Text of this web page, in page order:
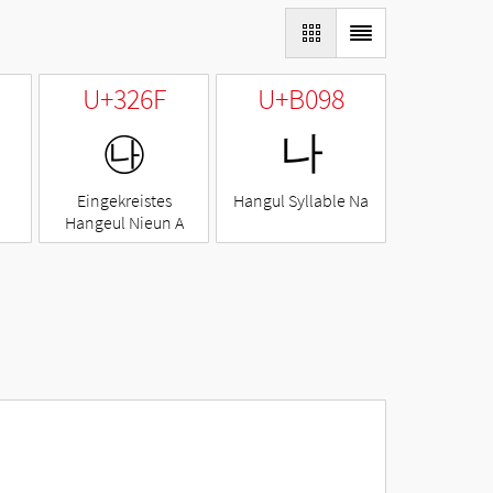
U+326F
㉯
Eingekreistes
Hangeul Nieun A
U+B098
나
Hangul Syllable Na